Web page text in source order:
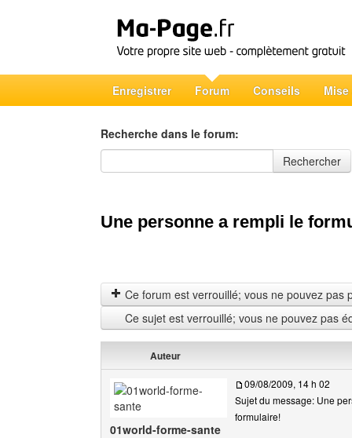
Enregistrer Forum Conseils Mise
Recherche dans le forum:
Recherche dans le forum
Rechercher
Une personne a rempli le
Ce forum est verrouillé; vous ne pouvez pas
Ce sujet est verrouillé; vous ne pouvez pas
Auteur
01world-forme-sante
09/08/2009, 14 h 02
Sujet du message: Une
formulaire!